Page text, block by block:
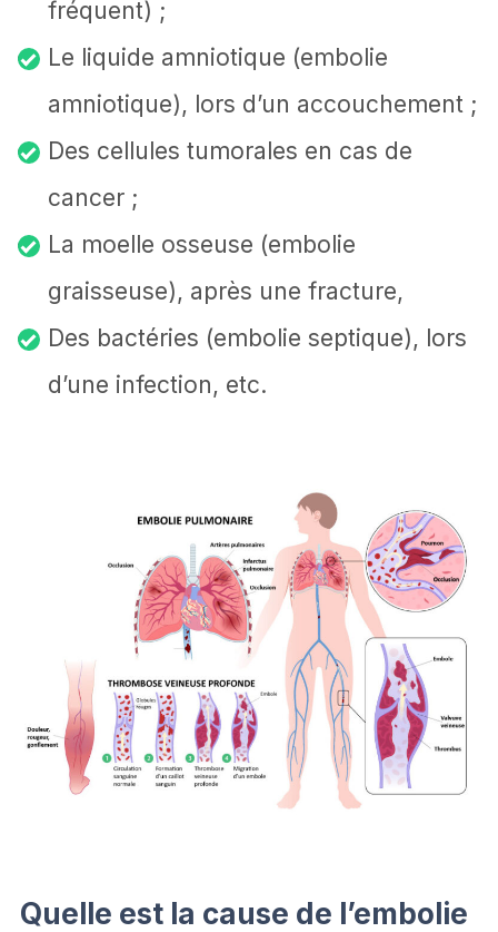
fréquent) ;
Le liquide amniotique (embolie
amniotique), lors d’un accouchement ;
Des cellules tumorales en cas de
cancer ;
La moelle osseuse (embolie
graisseuse), après une fracture,
Des bactéries (embolie septique), lors
d’une infection, etc.
Quelle est la cause de l’embolie